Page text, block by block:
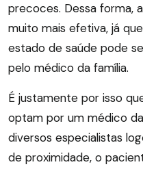
precoces. Dessa forma,
muito mais efetiva, já
estado de saúde pode
pelo médico da família.
É justamente por isso
optam por um médico
diversos especialistas
de proximidade, o